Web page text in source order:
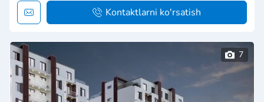
Kontaktlarni ko'rsatish